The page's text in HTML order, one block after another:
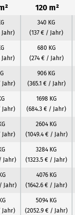
120 m²
Jahr)
340 KG
(137 € / Jahr)
Jahr)
680 KG
(274 € / Jahr)
Jahr)
906 KG
(365.1 € / Jahr)
Jahr)
1698 KG
(684.3 € / Jahr)
Jahr)
2604 KG
(1049.4 € / Jahr)
Jahr)
3284 KG
(1323.5 € / Jahr)
Jahr)
4076 KG
(1642.6 € / Jahr)
Jahr)
5094 KG
(2052.9 € / Jahr)